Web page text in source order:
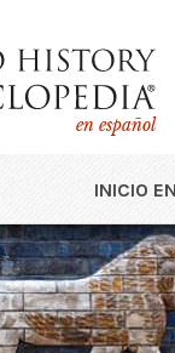
en español
INICIO